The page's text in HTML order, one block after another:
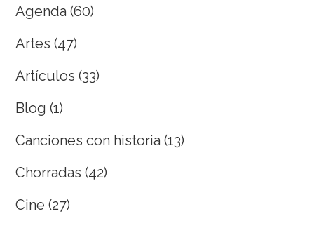
Agenda (60)
Artes (47)
Artículos (33)
Blog (1)
Canciones con historia (13)
Chorradas (42)
Cine (27)